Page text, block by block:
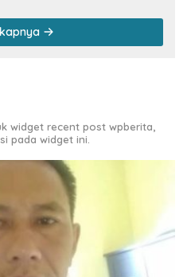
widget recent post wpberita,
pada widget ini.